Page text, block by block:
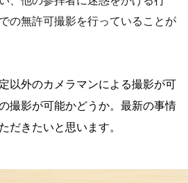
の無許可撮影を行っていることが
以外のカメラマンによる撮影が可
撮影が可能かどうか。 最新の事情
だきたいと思います。